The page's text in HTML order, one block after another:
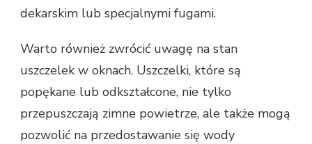
dekarskim lub specjalnymi fugami.
Warto również zwrócić uwagę na stan
uszczelek w oknach. Uszczelki, które są
popękane lub odkształcone, nie tylko
przepuszczają zimne powietrze, ale także mogą
pozwolić na przedostawanie się wody